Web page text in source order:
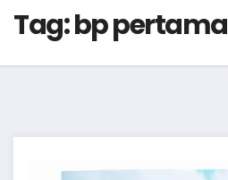
Tag:bp pertama